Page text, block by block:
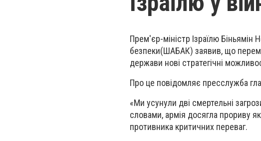
Прем'єр-міністр Ізраїлю Біньямін
безпеки(ШАБАК) заявив, що
держави нові стратегічні
Про це повідомляє пресслужба
«Ми усунули дві смертельні
словами, армія досягла прориву
противника критичних переваг.